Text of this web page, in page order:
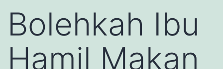
Bolehkah Ibu
Hamil Makan